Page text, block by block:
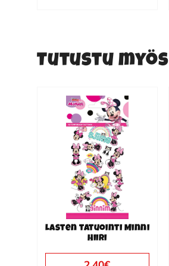
Tutustu myös
Lasten tatuointi Minni
Hiiri